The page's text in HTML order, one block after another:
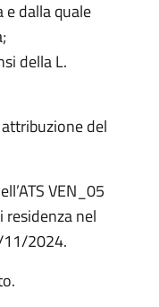
e dalla quale
della L.
del
VEN_05
nel
11/2024.